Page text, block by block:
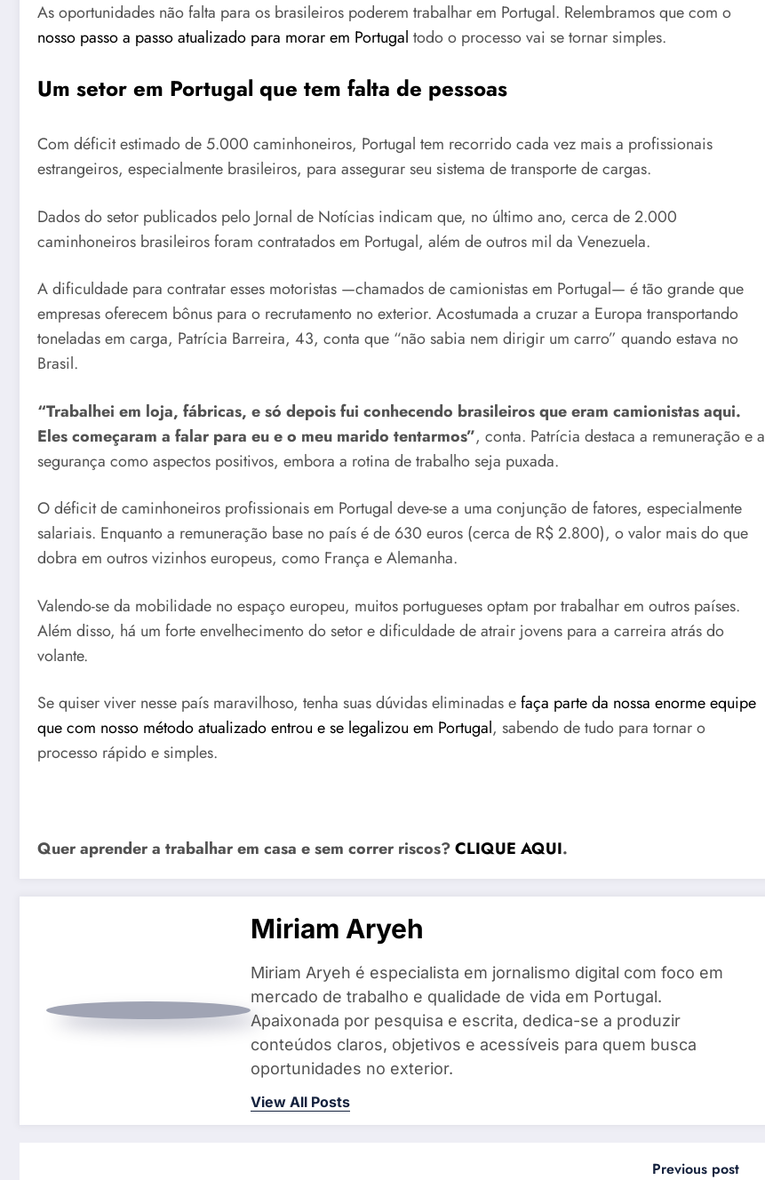
As oportunidades não falta para os brasileiros poderem trabalhar em Portugal. Relembramos que com o
nosso passo a passo atualizado para morar em Portugal todo o processo vai se tornar simples.
Um setor em Portugal que tem falta de pessoas
Com déficit estimado de 5.000 caminhoneiros, Portugal tem recorrido cada vez mais a profissionais
estrangeiros, especialmente brasileiros, para assegurar seu sistema de transporte de cargas.
Dados do setor publicados pelo Jornal de Notícias indicam que, no último ano, cerca de 2.000
caminhoneiros brasileiros foram contratados em Portugal, além de outros mil da Venezuela.
A dificuldade para contratar esses motoristas —chamados de camionistas em Portugal— é tão grande que
empresas oferecem bônus para o recrutamento no exterior. Acostumada a cruzar a Europa transportando
toneladas em carga, Patrícia Barreira, 43, conta que “não sabia nem dirigir um carro” quando estava no
Brasil.
“Trabalhei em loja, fábricas, e só depois fui conhecendo brasileiros que eram camionistas aqui.
Eles começaram a falar para eu e o meu marido tentarmos”, conta. Patrícia destaca a remuneração e a
segurança como aspectos positivos, embora a rotina de trabalho seja puxada.
O déficit de caminhoneiros profissionais em Portugal deve-se a uma conjunção de fatores, especialmente
salariais. Enquanto a remuneração base no país é de 630 euros (cerca de R$ 2.800), o valor mais do que
dobra em outros vizinhos europeus, como França e Alemanha.
Valendo-se da mobilidade no espaço europeu, muitos portugueses optam por trabalhar em outros países.
Além disso, há um forte envelhecimento do setor e dificuldade de atrair jovens para a carreira atrás do
volante.
Se quiser viver nesse país maravilhoso, tenha suas dúvidas eliminadas efaça parte da nossa enorme equipe
que com nosso método atualizado entrou e se legalizou em Portugal, sabendo de tudo para tornar o
processo rápido e simples.
Quer aprender a trabalhar em casa e sem correr riscos?CLIQUE AQUI.
Miriam Aryeh
Miriam Aryeh é especialista em jornalismo digital com foco em
mercado de trabalho e qualidade de vida em Portugal.
Apaixonada por pesquisa e escrita, dedica-se a produzir
conteúdos claros, objetivos e acessíveis para quem busca
oportunidades no exterior.
View All Posts
Previous post